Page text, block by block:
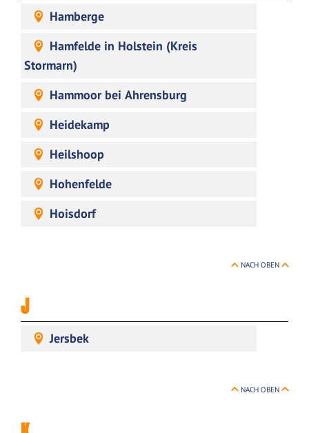
Hamberge
Hamfelde in Holstein (Kreis
Stormarn)
Hammoor bei Ahrensburg
Heidekamp
Heilshoop
Hohenfelde
Hoisdorf
NACH OBEN
J
Jersbek
NACH OBEN